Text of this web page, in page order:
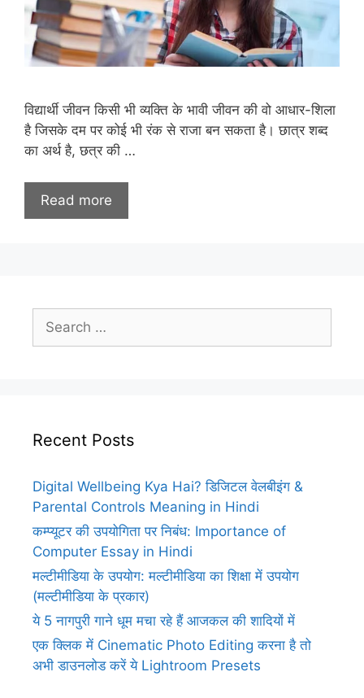
विद्यार्थी जीवन किसी भी व्यक्ति के भावी जीवन की वो आधार-शिला
है जिसके दम पर कोई भी रंक से राजा बन सकता है। छात्र शब्द
का अर्थ है, छत्र की …
Read more
for:
Recent Posts
Digital Wellbeing Kya Hai? डिजिटल वेलबीइंग &
Parental Controls Meaning in Hindi
कम्प्यूटर की उपयोगिता पर निबंध: Importance of
Computer Essay in Hindi
मल्टीमीडिया के उपयोग: मल्टीमीडिया का शिक्षा में उपयोग
(मल्टीमीडिया के प्रकार)
ये 5 नागपुरी गाने धूम मचा रहे हैं आजकल की शादियों में
एक क्लिक में Cinematic Photo Editing करना है तो
अभी डाउनलोड करें ये Lightroom Presets